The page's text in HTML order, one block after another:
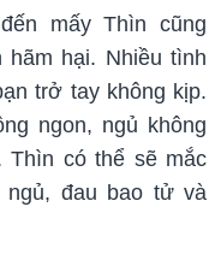
mấy Thìn cũng
hãm hại. Nhiều tình
trở tay không kịp.
ngon, ngủ không
Thìn có thể sẽ mắc
ngủ, đau bao tử và